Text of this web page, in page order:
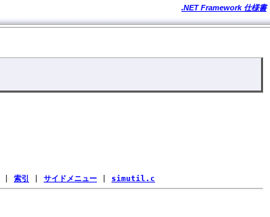
.NET Framework 仕様書
索引 サイドメニュー simutil.c